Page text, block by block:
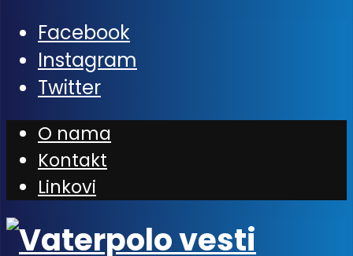
Facebook
Instagram
Twitter
O nama
Kontakt
Linkovi